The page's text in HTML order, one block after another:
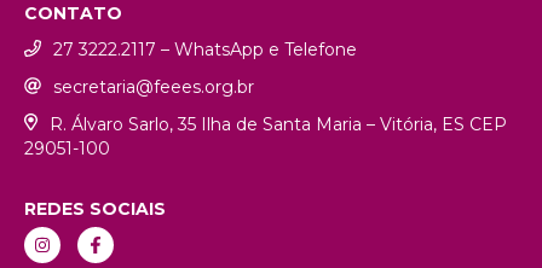
CONTATO
27 3222.2117 – WhatsApp e Telefone
secretaria@feees.org.br
R. Álvaro Sarlo, 35 Ilha de Santa Maria – Vitória, ES CEP
29051-100
REDES SOCIAIS